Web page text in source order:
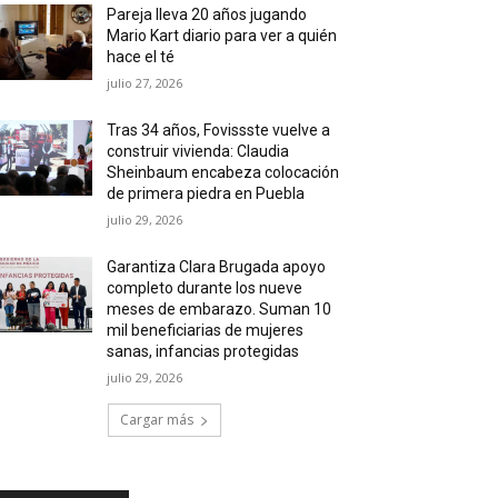
Pareja lleva 20 años jugando
Mario Kart diario para ver a quién
hace el té
julio 27, 2026
Tras 34 años, Fovissste vuelve a
construir vivienda: Claudia
Sheinbaum encabeza colocación
de primera piedra en Puebla
julio 29, 2026
Garantiza Clara Brugada apoyo
completo durante los nueve
meses de embarazo. Suman 10
mil beneficiarias de mujeres
sanas, infancias protegidas
julio 29, 2026
Cargar más